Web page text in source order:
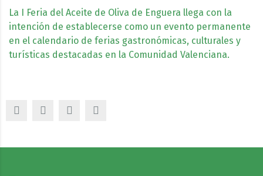
La I Feria del Aceite de Oliva de Enguera llega con la
intención de establecerse como un evento permanente
en el calendario de ferias gastronómicas, culturales y
turísticas destacadas en la Comunidad Valenciana.